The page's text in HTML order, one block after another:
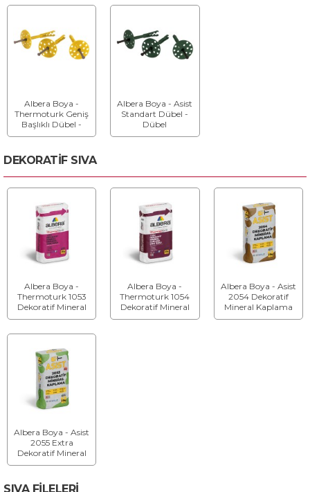
Albera Boya -
Thermoturk Geniş
Başlıklı Dübel -
Dübel
Albera Boya - Asist
Standart Dübel -
Dübel
DEKORATİF SIVA
Albera Boya -
Thermoturk 1053
Dekoratif Mineral
Kaplama Tane
Doku
Albera Boya -
Thermoturk 1054
Dekoratif Mineral
Kaplama Çizgi
Albera Boya - Asist
2054 Dekoratif
Mineral Kaplama
Tane Doku -
Albera Boya - Asist
2055 Extra
Dekoratif Mineral
Kaplama Tane
Kaplama Tane
SIVA FİLELERİ